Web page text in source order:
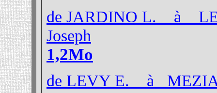
de JARDINO L. à
Joseph
1,2Mo
de LEVY E. à